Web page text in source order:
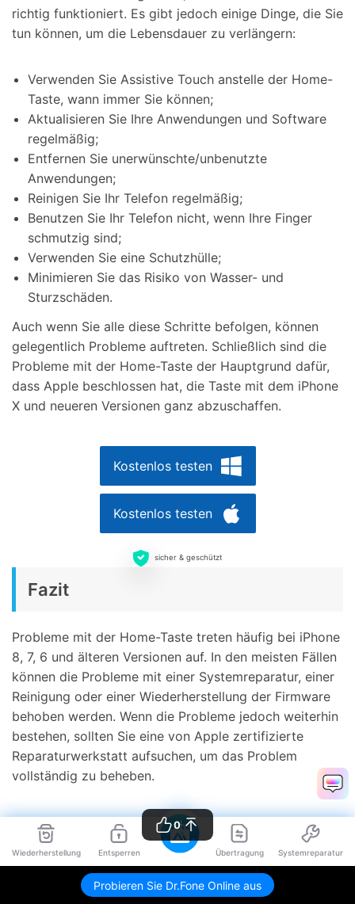
Wiederherstellung Entsperren Übertragung Systemreparatur
Probieren Sie Dr.Fone Online aus
richtig funktioniert. Es gibt jedoch einige Dinge, die Sie
tun können, um die Lebensdauer zu verlängern:
Verwenden Sie Assistive Touch anstelle der Home-
Taste, wann immer Sie können;
Aktualisieren Sie Ihre Anwendungen und Software
regelmäßig;
Entfernen Sie unerwünschte/unbenutzte
Anwendungen;
Reinigen Sie Ihr Telefon regelmäßig;
Benutzen Sie Ihr Telefon nicht, wenn Ihre Finger
schmutzig sind;
Verwenden Sie eine Schutzhülle;
Minimieren Sie das Risiko von Wasser- und
Sturzschäden.
Auch wenn Sie alle diese Schritte befolgen, können
gelegentlich Probleme auftreten. Schließlich sind die
Probleme mit der Home-Taste der Hauptgrund dafür,
dass Apple beschlossen hat, die Taste mit dem iPhone
X und neueren Versionen ganz abzuschaffen.
Kostenlos testen
Kostenlos testen
sicher & geschützt
Fazit
Probleme mit der Home-Taste treten häufig bei iPhone
8, 7, 6 und älteren Versionen auf. In den meisten Fällen
können die Probleme mit einer Systemreparatur, einer
Reinigung oder einer Wiederherstellung der Firmware
behoben werden. Wenn die Probleme jedoch weiterhin
bestehen, sollten Sie eine von Apple zertifizierte
Reparaturwerkstatt aufsuchen, um das Problem
vollständig zu beheben.
0